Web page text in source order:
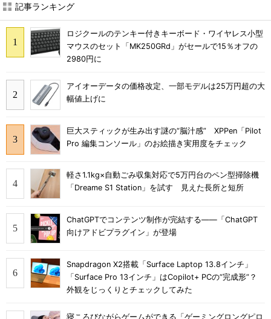
記事ランキング
ロジクールのテンキー付きキーボード・ワイヤレス小型
マウスのセット「MK250GRd」がセールで15％オフの
2980円に
アイオーデータの価格改定、一部モデルは25万円超の大
幅値上げに
巨大スティックが生み出す謎の“脳汁感” XPPen「Pilot
Pro 編集コンソール」のお絵描き実用度をチェック
軽さ1.1kg×自動ごみ収集対応で5万円台のペン型掃除機
「Dreame S1 Station」を試す 見えた長所と短所
ChatGPTでコンテンツ制作が完結する――「ChatGPT
向けアドビプラグイン」が登場
Snapdragon X2搭載「Surface Laptop 13.8インチ」
「Surface Pro 13インチ」はCopilot+ PCの“完成形”？
外観をじっくりとチェックしてみた
寝ころびながらゲームができる「ゲーミングロングピロ